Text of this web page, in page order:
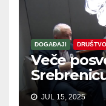
DOGAĐAJI DRUŠTVO
Veče
JUL 15, 2025